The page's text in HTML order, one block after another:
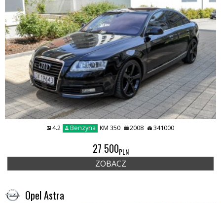
4.2 Benzyna KM 350 2008 341000
27 500PLN
ZOBACZ
Opel Astra